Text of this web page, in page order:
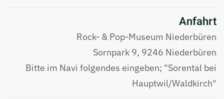
Anfahrt
Rock- & Pop-Museum Niederbüren
Sornpark 9, 9246 Niederbüren
Bitte im Navi folgendes eingeben; "Sorental bei
Hauptwil/Waldkirch"